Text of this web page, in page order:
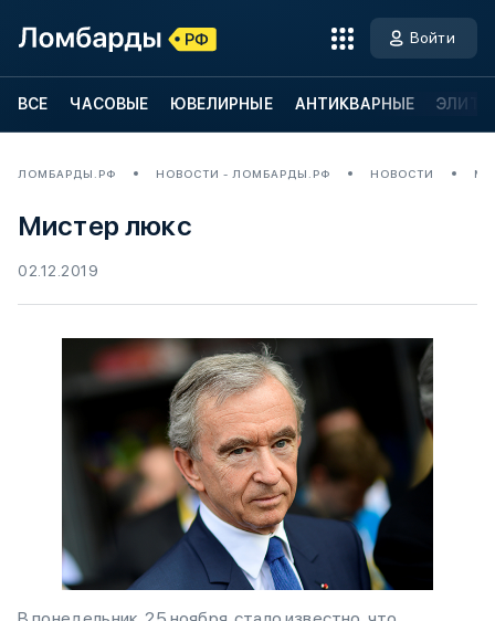
Войти
ВСЕ ЧАСОВЫЕ ЮВЕЛИРНЫЕ АНТИКВАРНЫЕ
ЛОМБАРДЫ.РФ НОВОСТИ - ЛОМБАРДЫ.РФ НОВОСТИ
Мистер люкс
02.12.2019